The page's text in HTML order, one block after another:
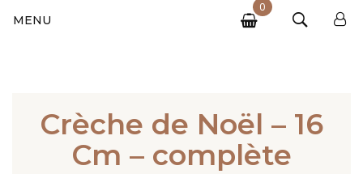
MENU
0
Crèche de Noël – 16
Cm – complète